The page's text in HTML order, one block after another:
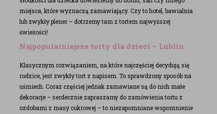
miejsca, które wyznaczą zamawiający. Czy to hotel, bawialnia
lub zwykły plener – dotrzemy tam z tortem najwyższej
świeżości!
Najpopularniejsze torty dla dzieci – Lublin
Klasycznym rozwiązaniem, na które najczęściej decydują się
rodzice, jest zwykły tort z napisem. To sprawdzony sposób na
uśmiech. Coraz częściej jednak zamawiane są do nich małe
dekoracje – serdecznie zapraszamy do zamówienia tortu z
ozdobami z masy cukrowej – to niezapomniane wspomnienie